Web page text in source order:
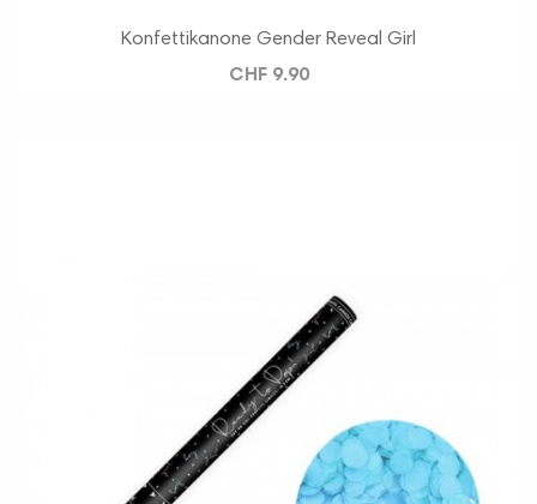
Konfettikanone Gender Reveal Girl
CHF 9.90